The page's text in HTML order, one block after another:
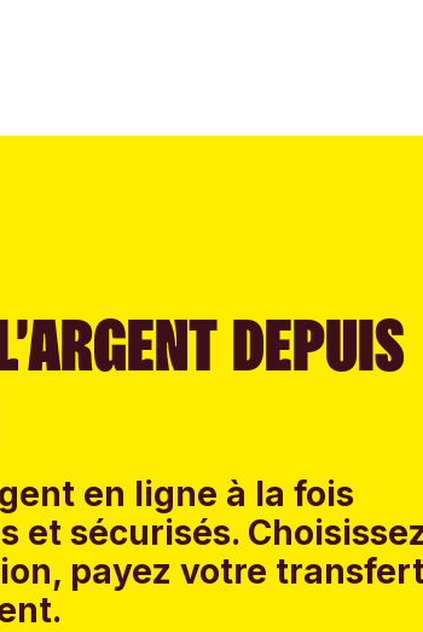
DEPUIS
en ligne à la fois
et sécurisés.
payez votre